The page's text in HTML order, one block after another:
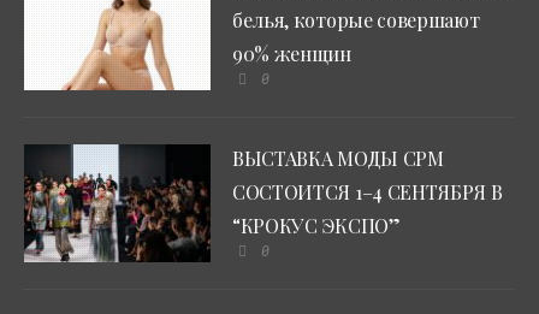
белья, которые совершают
90% женщин
0
ВЫСТАВКА МОДЫ CPM
СОСТОИТСЯ 1–4 СЕНТЯБРЯ В
“КРОКУС ЭКСПО”
0